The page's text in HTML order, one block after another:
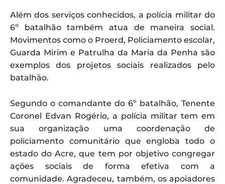
Além dos serviços conhecidos, a polícia militar do
6º batalhão também atua de maneira social.
Movimentos como o Proerd, Policiamento escolar,
Guarda Mirim e Patrulha da Maria da Penha são
exemplos dos projetos sociais realizados pelo
batalhão.
Segundo o comandante do 6º batalhão, Tenente
Coronel Edvan Rogério, a polícia militar tem em
sua organização uma coordenação de
policiamento comunitário que engloba todo o
estado do Acre, que tem por objetivo congregar
ações sociais de forma efetiva com a
comunidade. Agradeceu, também, os apoiadores